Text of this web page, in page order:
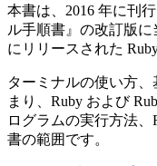
本書は、2016 年に刊
ル手順書』の改訂版
にリリースされた
ターミナルの使い方
まり、Ruby および
ログラムの実行方法
書の範囲です。